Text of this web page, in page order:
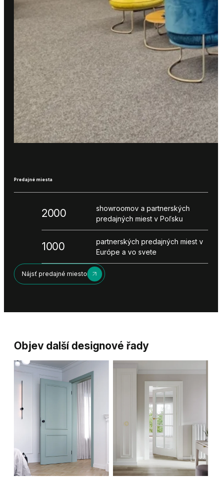
Predajné miesta
Nájsť predajné miesto
2000
showroomov a partnerských
predajných miest v Poľsku
1000
partnerských predajných miest v
Európe a vo svete
Objev další designové řady